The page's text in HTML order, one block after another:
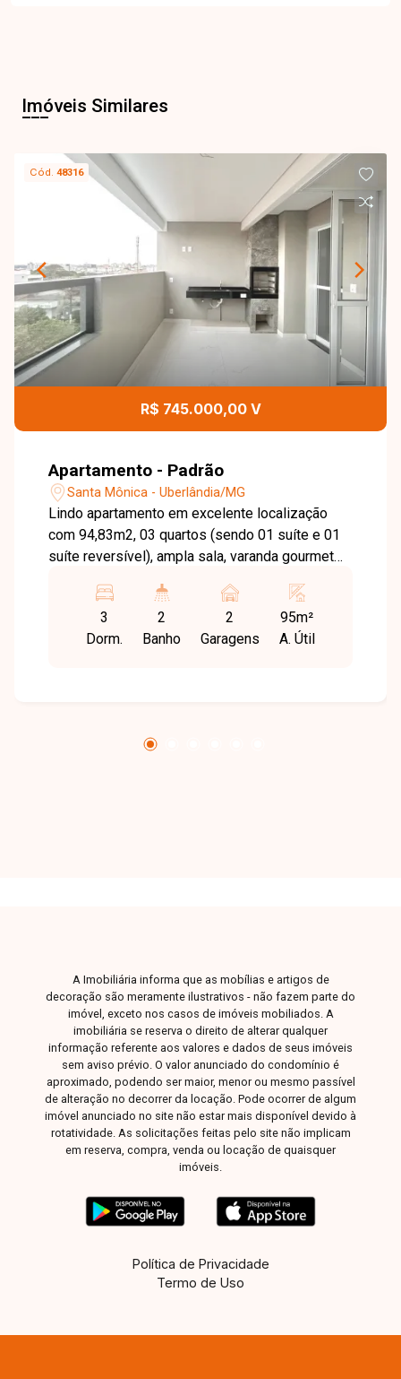
Imóveis Similares
Cód.48316
R$ 745.000,00 V
Apartamento - Padrão
Santa Mônica - Uberlândia/MG
Lindo apartamento em excelente localização
com 94,83m2, 03 quartos (sendo 01 suíte e 01
suíte reversível), ampla sala, varanda gourmet
serviço, 02 vagas de garagem cobertas (em
linha), excelente acabamento, pisos em
porcelanato Incepa, sala com rodapés
elevador, salão de festas decorado e equipado
3
Dorm.
2
Banho
2
Garagens
95m²
A. Útil
A Imobiliária informa que as mobílias e artigos de
decoração são meramente ilustrativos - não fazem parte do
imóvel, exceto nos casos de imóveis mobiliados. A
imobiliária se reserva o direito de alterar qualquer
informação referente aos valores e dados de seus imóveis
sem aviso prévio. O valor anunciado do condomínio é
aproximado, podendo ser maior, menor ou mesmo passível
de alteração no decorrer da locação. Pode ocorrer de algum
imóvel anunciado no site não estar mais disponível devido à
rotatividade. As solicitações feitas pelo site não implicam
em reserva, compra, venda ou locação de quaisquer
imóveis.
Política de Privacidade
Termo de Uso